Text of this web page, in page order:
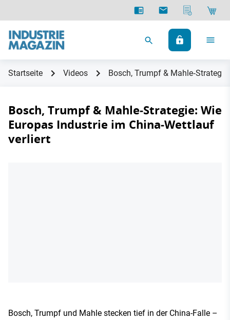
Startseite Videos Bosch, Trumpf &
Bosch, Trumpf & Mahle‑Strategie: Wie
Europas Industrie im China‑Wettlauf
verliert
Bosch, Trumpf und Mahle stecken tief in der China-Falle –